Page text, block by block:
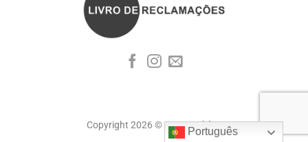
Copyright 2026 ©Cognoscitiva
Português